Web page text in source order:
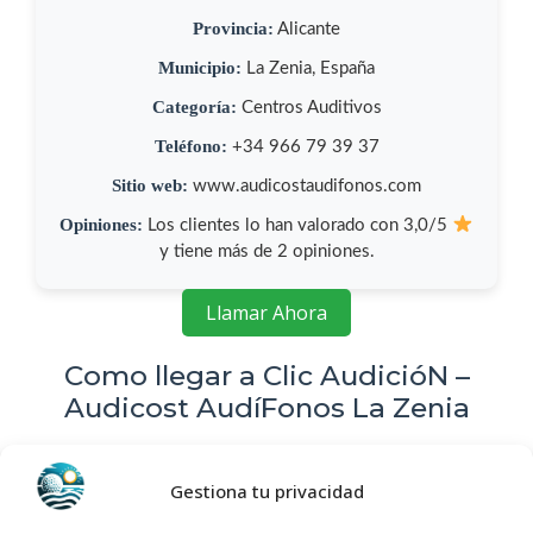
Gestiona tu privacidad
Provincia: Alicante
Municipio: La Zenia, España
Categoría: Centros Auditivos
Teléfono: +34 966 79 39 37
Sitio web: www.audicostaudifonos.com
Opiniones: Los clientes lo han valorado con 3,0/5
y tiene más de 2 opiniones.
Llamar Ahora
Como llegar a Clic AudicióN –
Audicost AudíFonos La Zenia
Clic AudicióN – Audicost AudíFonos La
Zenia
se encuentra ubicado en C. Jade, 2,